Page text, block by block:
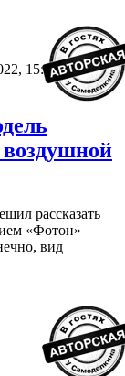
15:43 5
рассказать
«Фотон»
вид